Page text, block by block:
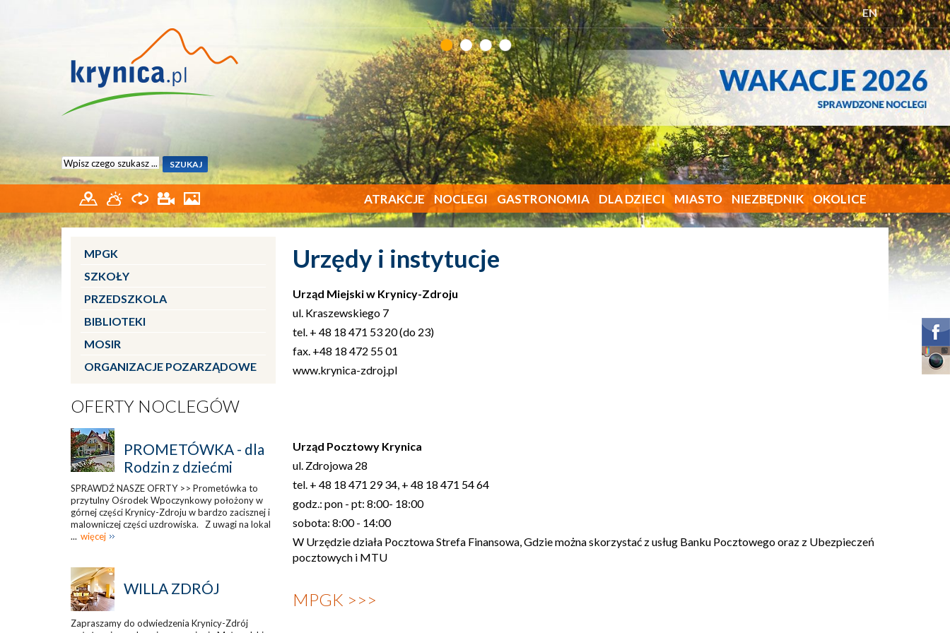
EN
ATRAKCJE NOCLEGI GASTRONOMIA DLA DZIECI MIASTO NIEZBĘDNIK OKOLICE
MPGK
SZKOŁY
PRZEDSZKOLA
BIBLIOTEKI
MOSIR
ORGANIZACJE POZARZĄDOWE
OFERTY NOCLEGÓW
PROMETÓWKA - dla
Rodzin z dziećmi
SPRAWDŹ NASZE OFRTY >> Prometówka to
przytulny Ośrodek Wpoczynkowy położony w
górnej części Krynicy-Zdroju w bardzo zacisznej i
malowniczej części uzdrowiska. Z uwagi na lokal
... więcej
WILLA ZDRÓJ
Zapraszamy do odwiedzenia Krynicy-Zdrój
Urzędy i instytucje
Urząd Miejski w Krynicy-Zdroju
ul. Kraszewskiego 7
tel. + 48 18 471 53 20 (do 23)
fax. +48 18 472 55 01
www.krynica-zdroj.pl
Urząd Pocztowy Krynica
ul. Zdrojowa 28
tel. + 48 18 471 29 34, + 48 18 471 54 64
godz.: pon - pt: 8:00- 18:00
sobota: 8:00 - 14:00
W Urzędzie działa Pocztowa Strefa Finansowa, Gdzie można skorzystać z usług Banku Pocztowego oraz z Ubezpieczeń
pocztowych i MTU
MPGK >>>